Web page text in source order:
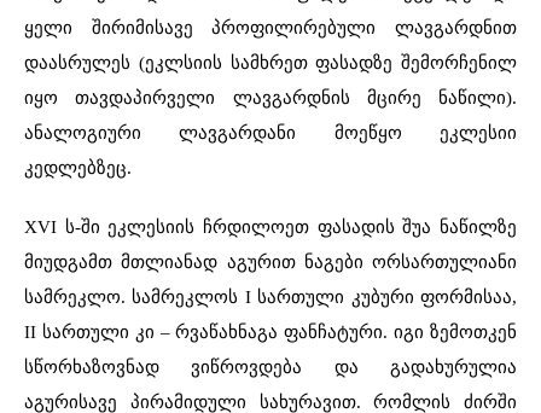
ყელი შირიმისავე პროფილირებული ლავგარდნით
დაასრულეს (ეკლსიის სამხრეთ ფასადზე შემორჩენილ
იყო თავდაპირველი ლავგარდნის მცირე ნაწილი).
ანალოგიური ლავგარდანი მოეწყო ეკლესიი
კედლებზეც.
XVI ს-ში ეკლესიის ჩრდილოეთ ფასადის შუა ნაწილზე
მიუდგამთ მთლიანად აგურით ნაგები ორსართულიანი
სამრეკლო. სამრეკლოს I სართული კუბური ფორმისაა,
II სართული კი – რვაწახნაგა ფანჩატური. იგი ზემოთკენ
სწორხაზოვნად ვიწროვდება და გადახურულია
აგურისავე პირამიდული სახურავით. რომლის ძირში